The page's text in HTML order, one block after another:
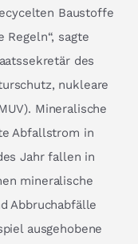
Baustoffe
sagte
des
nukleare
Mineralische
Abfallstrom in
Jahr fallen in
mineralische
Abbruchabfälle
ausgehobene